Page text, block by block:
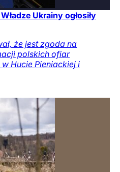
Ukrainy ogłosiły
że jest zgoda na
polskich ofiar
Hucie Pieniackiej i